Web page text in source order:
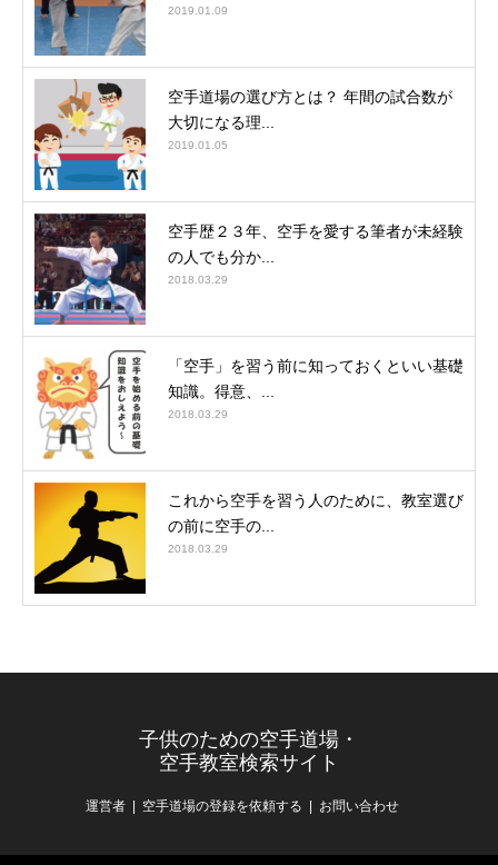
2019.01.09
空手道場の選び方とは？ 年間の試合数が
大切になる理...
2019.01.05
空手歴２３年、空手を愛する筆者が未経験
の人でも分か...
2018.03.29
「空手」を習う前に知っておくといい基礎
知識。得意、...
2018.03.29
これから空手を習う人のために、教室選び
の前に空手の...
2018.03.29
子供のための空手道場・
空手教室検索サイト
運営者 空手道場の登録を依頼する お問い合わせ